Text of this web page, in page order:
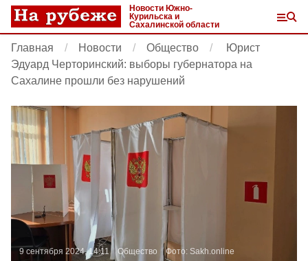
Новости Южно-
Курильска и
Сахалинской области
Главная Новости Общество
Юрист
Эдуард Черторинский: выборы губернатора на
Сахалине прошли без нарушений
9 сентября 2024, 14:11 Общество Фото: Sakh.online